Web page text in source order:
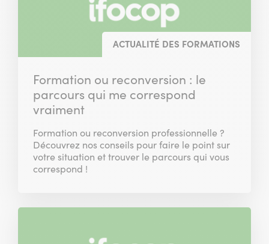
ACTUALITÉ DES FORMATIONS
Formation ou reconversion : le
parcours qui me correspond
vraiment
Formation ou reconversion professionnelle ?
Découvrez nos conseils pour faire le point sur
votre situation et trouver le parcours qui vous
correspond !